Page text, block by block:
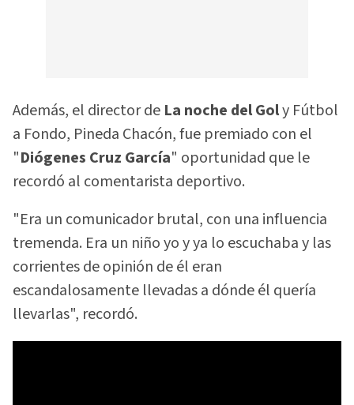
Además, el director de La noche del Goly Fútbol
a Fondo, Pineda Chacón, fue premiado con el
"Diógenes Cruz García" oportunidad que le
recordó al comentarista deportivo.
"Era un comunicador brutal, con una influencia
tremenda. Era un niño yo y ya lo escuchaba y las
corrientes de opinión de él eran
escandalosamente llevadas a dónde él quería
llevarlas", recordó.